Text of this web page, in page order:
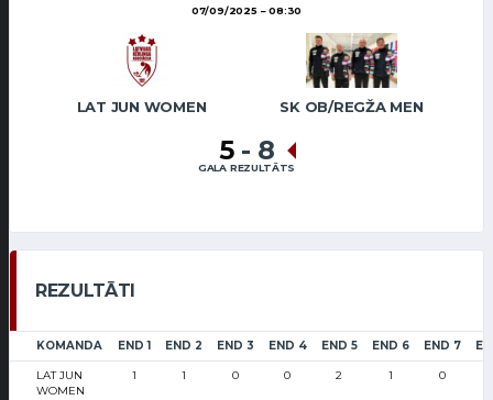
07/09/2025 08:30
LAT JUN WOMEN SK OB/REGŽA MEN
5 - 8
GALA REZULTĀTS
REZULTĀTI
KOMANDA END 1 END 2 END 3 END 4 END 5 END 6 END 7
LAT JUN
WOMEN
1 1 0 0 2 1 0